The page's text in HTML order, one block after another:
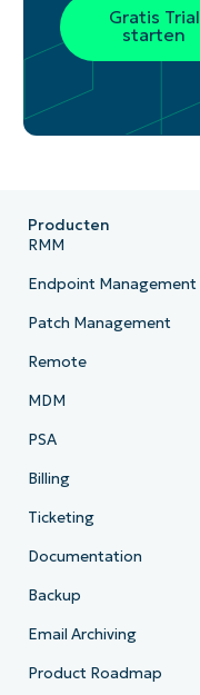
Gratis Trial
starten
Producten
RMM
Endpoint Management
Patch Management
Remote
MDM
PSA
Billing
Ticketing
Documentation
Backup
Email Archiving
Product Roadmap